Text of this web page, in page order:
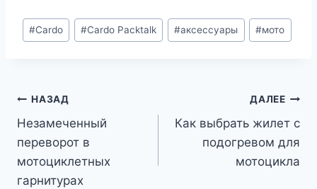
Метки
записи:
#Cardo #Cardo Packtalk #аксессуары #мото
Навигация
по
записям
НАЗАД
Незамеченный
переворот в
мотоциклетных
гарнитурах
ДАЛЕЕ
Как выбрать жилет с
подогревом для
мотоцикла